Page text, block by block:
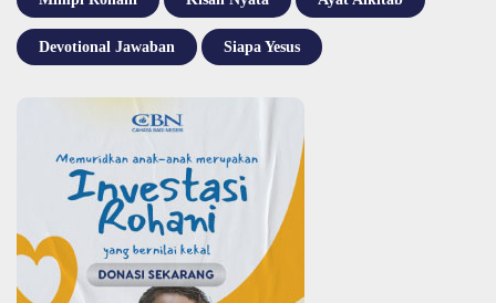
Devotional Jawaban Siapa Yesus